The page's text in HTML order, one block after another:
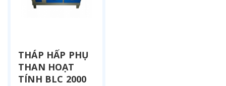
THÁP HẤP PHỤ
THAN HOẠT
TÍNH BLC 2000